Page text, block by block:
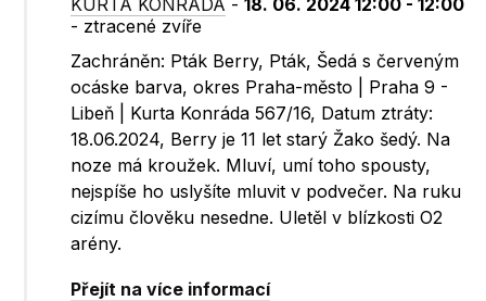
KURTA KONRÁDA -18. 06. 2024 12:00 - 12:00
- ztracené zvíře
Zachráněn: Pták Berry, Pták, Šedá s červeným
ocáske barva, okres Praha-město | Praha 9 -
Libeň | Kurta Konráda 567/16, Datum ztráty:
18.06.2024, Berry je 11 let starý Žako šedý. Na
noze má kroužek. Mluví, umí toho spousty,
nejspíše ho uslyšíte mluvit v podvečer. Na ruku
cizímu člověku nesedne. Uletěl v blízkosti O2
arény.
Přejít na více informací